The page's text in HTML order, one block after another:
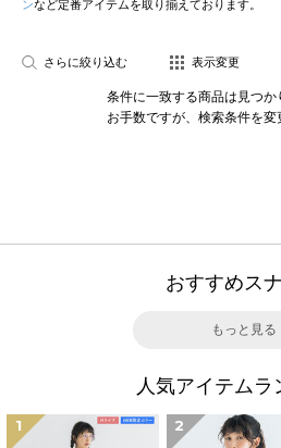
ンなど定番アイテムを取り揃えております。
さらに絞り込む 表示変更
条件に一致する商品は見つか
お手数ですが、検索条件を変
おすすめス
もっと見る
人気アイテムラ
1 2